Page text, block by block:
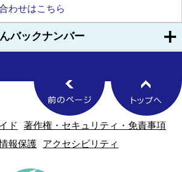
バックナンバー
わせはこちら
ド
著作権・セキュリティ・免責事項
報保護
アクセシビリティ